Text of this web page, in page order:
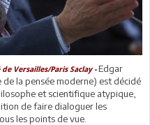
Versailles/Paris Saclay -Edgar
la pensée moderne) est décidé
et scientifique atypique,
de faire dialoguer les
les points de vue.